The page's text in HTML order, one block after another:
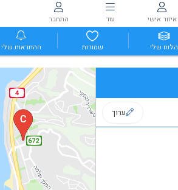
איזור אישי עוד התחבר
הלוח שלי שמורות ההתראות שלי
ערוך